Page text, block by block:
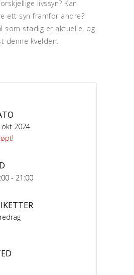
livssyn? Kan
ett syn framfor andre?
som stadig er aktuelle, og
denne kvelden.
okt 2024
- 21:00